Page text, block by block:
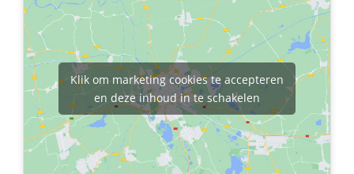
Klik om marketing cookies te accepteren
en deze inhoud in te schakelen